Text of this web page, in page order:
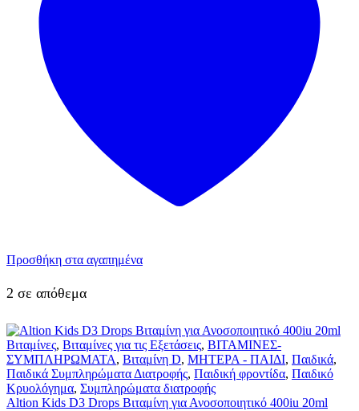
Προσθήκη στα αγαπημένα
2 σε απόθεμα
Βιταμίνες, Βιταμίνες για τις Εξετάσεις, ΒΙΤΑΜΙΝΕΣ-
ΣΥΜΠΛΗΡΩΜΑΤΑ, Βιταμίνη D, ΜΗΤΕΡΑ - ΠΑΙΔΙ, Παιδικά,
Παιδικά Συμπληρώματα Διατροφής, Παιδική φροντίδα, Παιδικό
Κρυολόγημα, Συμπληρώματα διατροφής
Altion Kids D3 Drops Βιταμίνη για Ανοσοποιητικό 400iu 20ml